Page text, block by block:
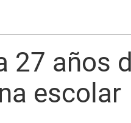
27 años
escolar